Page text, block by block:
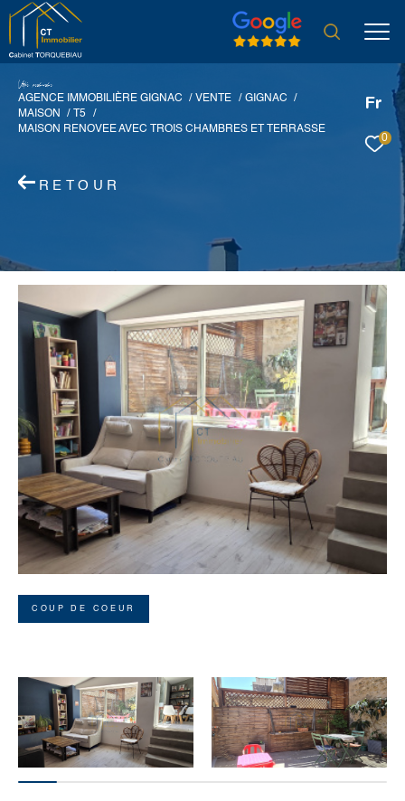
Fr
0
Vore recece
AGENCE IMMOBILIÈRE GIGNAC
VENTE
GIGNAC
MAISON
T5
MAISON RENOVEE AVEC TROIS CHAMBRES ET TERRASSE
RETOUR
COUP DE COEUR